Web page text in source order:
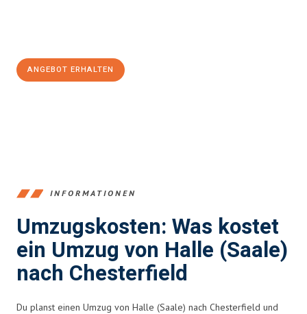
ANGEBOT ERHALTEN
INFORMATIONEN
Umzugskosten: Was kostet
ein Umzug von Halle (Saale)
nach Chesterfield
Du planst einen Umzug von Halle (Saale) nach Chesterfield und